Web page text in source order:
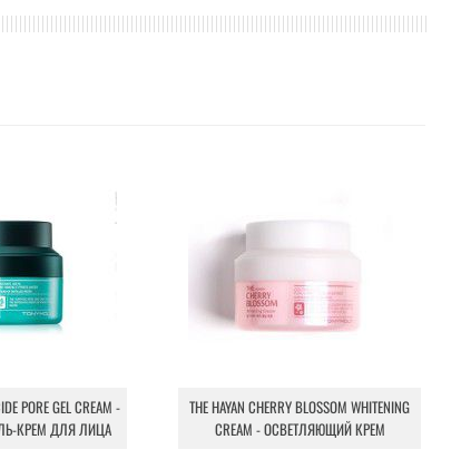
PORE GEL CREAM -
КРЕМ ДЛЯ ЛИЦА
THE HAYAN CHERRY BLOSSOM WHITENING
CREAM - ОСВЕТЛЯЮЩИЙ КРЕМ